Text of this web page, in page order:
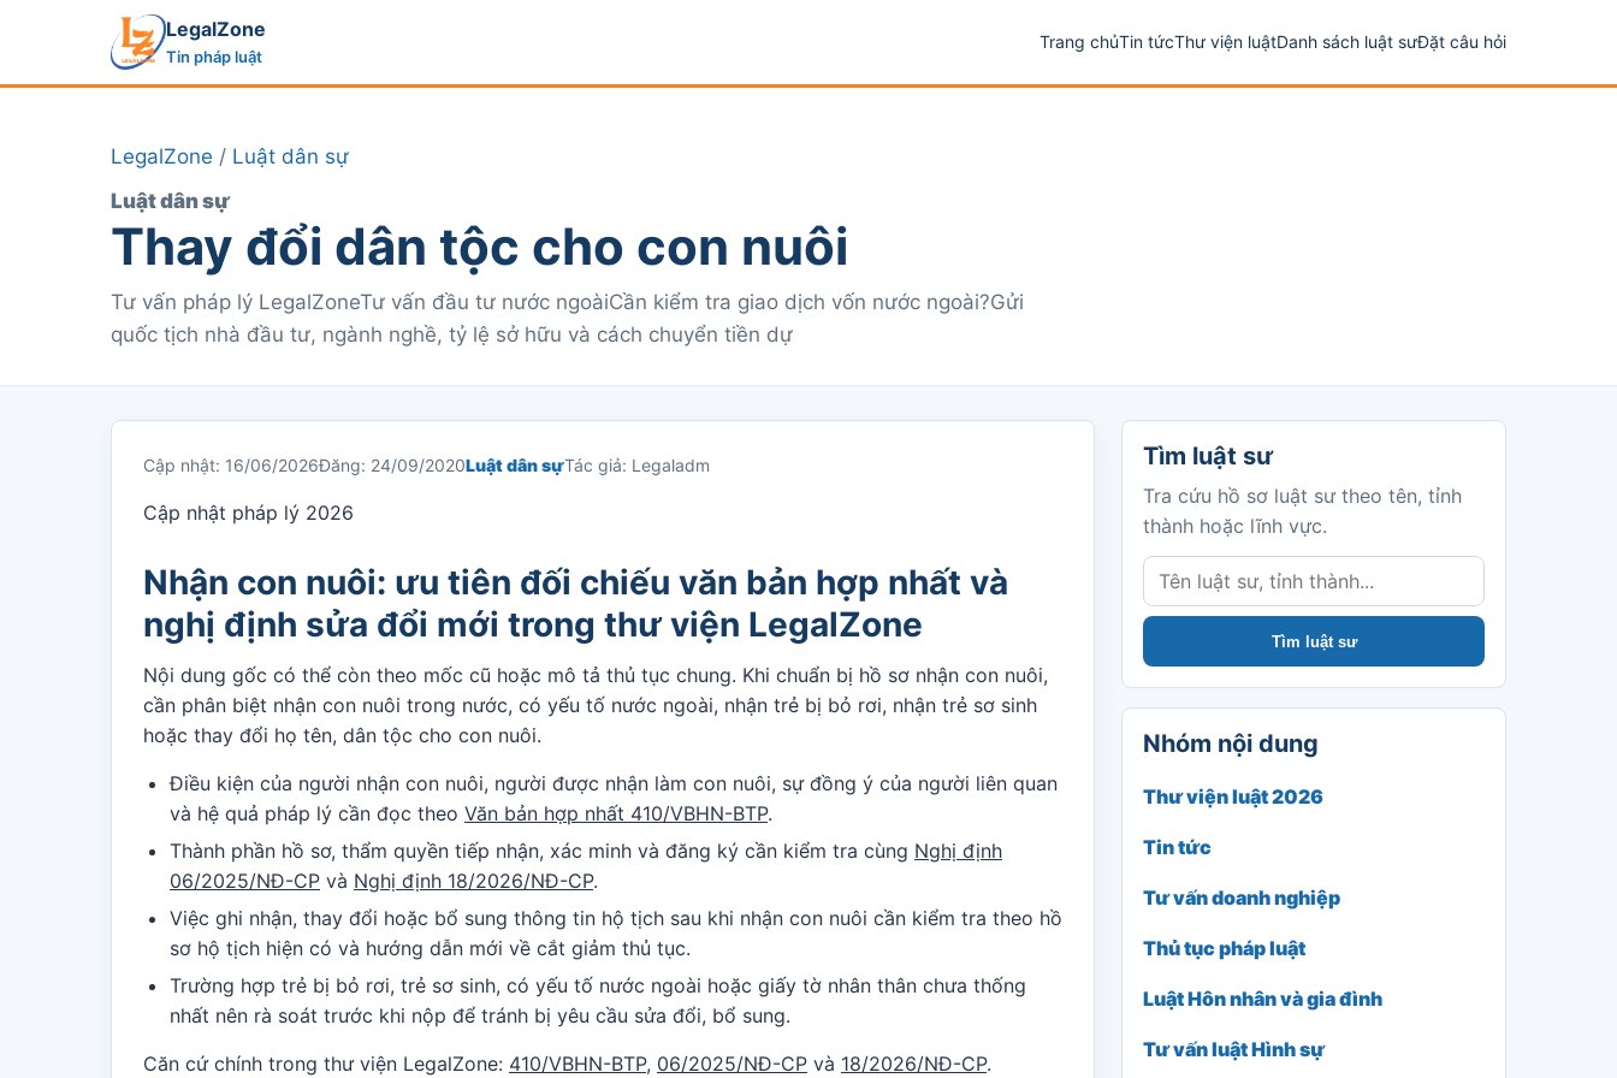
LegalZone
Tin pháp luật
Trang chủTin tứcThư viện luậtDanh sách luật sưĐặt câu hỏi
LegalZone / Luật dân sự
Luật dân sự
Thay đổi dân tộc cho con nuôi
Tư vấn pháp lý LegalZoneTư vấn đầu tư nước ngoàiCần kiểm tra giao dịch vốn nước ngoài?Gửi
quốc tịch nhà đầu tư, ngành nghề, tỷ lệ sở hữu và cách chuyển tiền dự
Cập nhật: 16/06/2026Đăng: 24/09/2020Luật dân sựTác giả: Legaladm
Cập nhật pháp lý 2026
Nhận con nuôi: ưu tiên đối chiếu văn bản hợp nhất và
nghị định sửa đổi mới trong thư viện LegalZone
Nội dung gốc có thể còn theo mốc cũ hoặc mô tả thủ tục chung. Khi chuẩn bị hồ sơ nhận con nuôi,
cần phân biệt nhận con nuôi trong nước, có yếu tố nước ngoài, nhận trẻ bị bỏ rơi, nhận trẻ sơ sinh
hoặc thay đổi họ tên, dân tộc cho con nuôi.
Điều kiện của người nhận con nuôi, người được nhận làm con nuôi, sự đồng ý của người liên quan
và hệ quả pháp lý cần đọc theo Văn bản hợp nhất 410/VBHN-BTP.
Thành phần hồ sơ, thẩm quyền tiếp nhận, xác minh và đăng ký cần kiểm tra cùng Nghị định
06/2025/NĐ-CP và Nghị định 18/2026/NĐ-CP.
Việc ghi nhận, thay đổi hoặc bổ sung thông tin hộ tịch sau khi nhận con nuôi cần kiểm tra theo hồ
sơ hộ tịch hiện có và hướng dẫn mới về cắt giảm thủ tục.
Trường hợp trẻ bị bỏ rơi, trẻ sơ sinh, có yếu tố nước ngoài hoặc giấy tờ nhân thân chưa thống
nhất nên rà soát trước khi nộp để tránh bị yêu cầu sửa đổi, bổ sung.
Căn cứ chính trong thư viện LegalZone: 410/VBHN-BTP, 06/2025/NĐ-CP và 18/2026/NĐ-CP.
Tìm luật sư
Tra cứu hồ sơ luật sư theo tên, tỉnh
thành hoặc lĩnh vực.
Tìm luật sư
Tìm luật sư
Nhóm nội dung
Thư viện luật 2026
Tin tức
Tư vấn doanh nghiệp
Thủ tục pháp luật
Luật Hôn nhân và gia đình
Tư vấn luật Hình sự